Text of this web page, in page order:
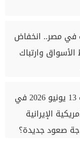
في مصر.. انخفاض
وارتباك
سعر الدولار اليوم السبت 13 يونيو 2026 في
الإيرانية
صعود جديدة؟